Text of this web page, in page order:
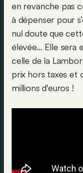
en revanche pas
à dépenser pour
nul doute que
élevée… Elle sera
celle de la
prix hors taxes et
millions d'euros !